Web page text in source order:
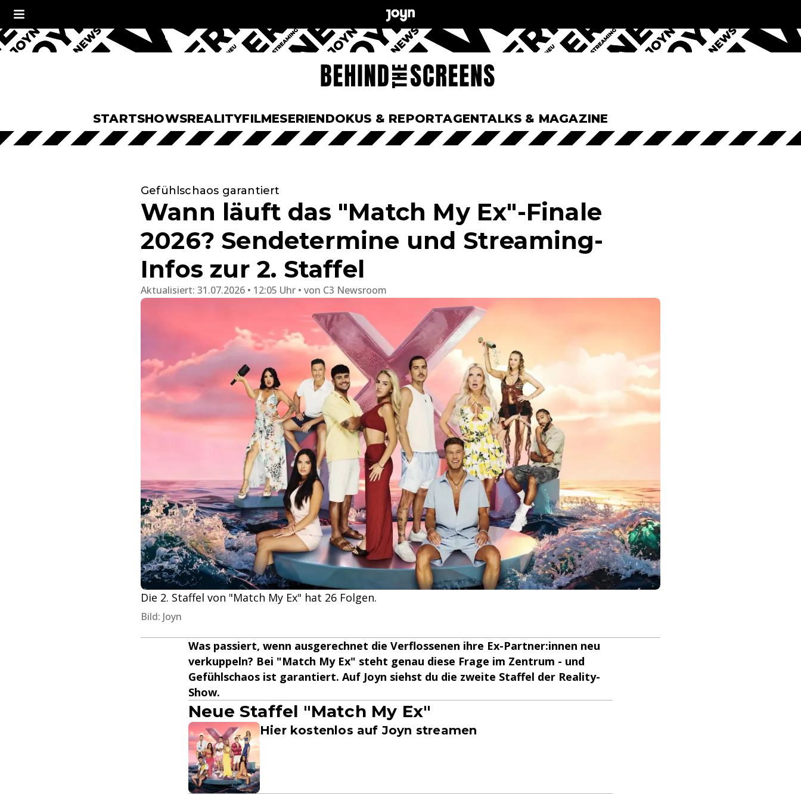
STARTSHOWSREALITYFILMESERIENDOKUS & REPORTAGENTALKS & MAGAZINE
Gefühlschaos garantiert
Wann läuft das "Match My Ex"-Finale
2026? Sendetermine und Streaming-
Infos zur 2. Staffel
Aktualisiert: 31.07.2026 • 12:05 Uhr von C3 Newsroom
Die 2. Staffel von "Match My Ex" hat 26 Folgen.
Bild: Joyn
Was passiert, wenn ausgerechnet die Verflossenen ihre Ex-Partner:innen neu
verkuppeln? Bei "Match My Ex" steht genau diese Frage im Zentrum - und
Gefühlschaos ist garantiert. Auf Joyn siehst du die zweite Staffel der Reality-
Show.
Neue Staffel "Match My Ex"
Hier kostenlos auf Joyn streamen